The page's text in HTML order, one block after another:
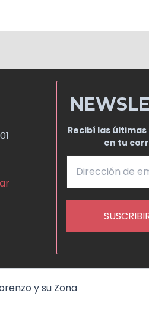
Recibí las
en tu
y su Zona